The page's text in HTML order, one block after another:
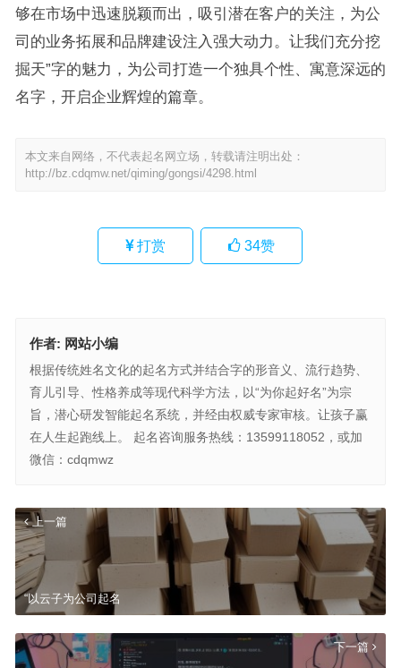
够在市场中迅速脱颖而出，吸引潜在客户的关注，为公
司的业务拓展和品牌建设注入强大动力。让我们充分挖
掘天”字的魅力，为公司打造一个独具个性、寓意深远的
名字，开启企业辉煌的篇章。
本文来自网络，不代表起名网立场，转载请注明出处：
http://bz.cdqmw.net/qiming/gongsi/4298.html
打赏 34赞
作者: 网站小编
根据传统姓名文化的起名方式并结合字的形音义、流行趋势、
育儿引导、性格养成等现代科学方法，以“为你起好名”为宗
旨，潜心研发智能起名系统，并经由权威专家审核。让孩子赢
在人生起跑线上。 起名咨询服务热线：13599118052，或加
微信：cdqmwz
上一篇
“以云子为公司起名
下一篇